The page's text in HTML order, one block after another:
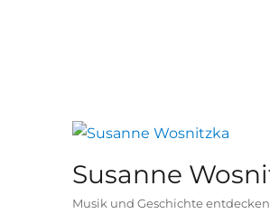
Susanne
Musik und Geschichte entdecken